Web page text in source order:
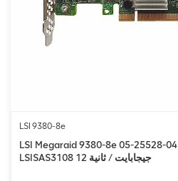
LSI 9380-8e
LSI Megaraid 9380-8e 05-25528-04 بطاقة تحكم غارة sff8644
LSISAS3108 12 جيجابايت / ثانية